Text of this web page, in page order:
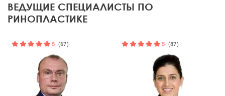
ВЕДУЩИЕ СПЕЦИАЛИСТЫ ПО
РИНОПЛАСТИКЕ
5 (67) 5 (87)